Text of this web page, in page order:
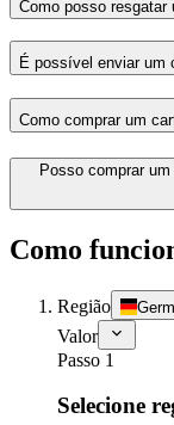
Como posso resgatar
É possível enviar um
Como comprar um
Posso comprar
Como
Região
Valor
Passo 1
Selecione